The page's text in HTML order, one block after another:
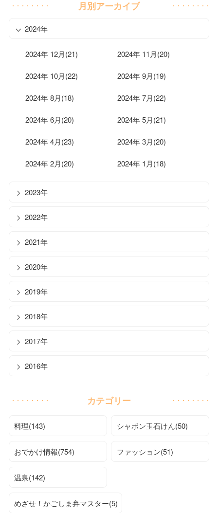
月別アーカイブ
2024年
2024年 12月(21) 2024年 11月(20)
2024年 10月(22) 2024年 9月(19)
2024年 8月(18) 2024年 7月(22)
2024年 6月(20) 2024年 5月(21)
2024年 4月(23) 2024年 3月(20)
2024年 2月(20) 2024年 1月(18)
2023年
2022年
2021年
2020年
2019年
2018年
2017年
2016年
カテゴリー
料理(143) シャボン玉石けん(50)
おでかけ情報(754) ファッション(51)
温泉(142)
めざせ！かごしま弁マスター(5)